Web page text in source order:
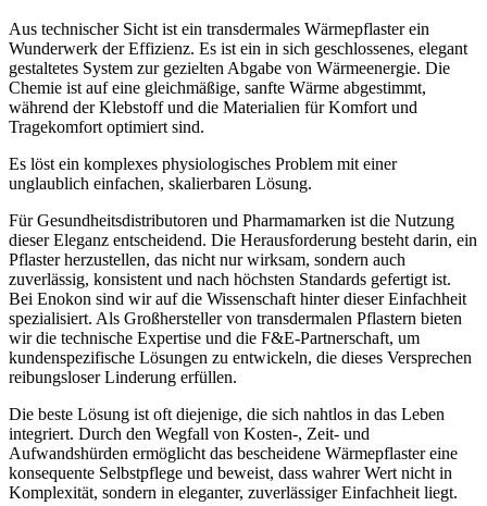
Aus technischer Sicht ist ein transdermales Wärmepflaster ein
Wunderwerk der Effizienz. Es ist ein in sich geschlossenes, elegant
gestaltetes System zur gezielten Abgabe von Wärmeenergie. Die
Chemie ist auf eine gleichmäßige, sanfte Wärme abgestimmt,
während der Klebstoff und die Materialien für Komfort und
Tragekomfort optimiert sind.
Es löst ein komplexes physiologisches Problem mit einer
unglaublich einfachen, skalierbaren Lösung.
Für Gesundheitsdistributoren und Pharmamarken ist die Nutzung
dieser Eleganz entscheidend. Die Herausforderung besteht darin, ein
Pflaster herzustellen, das nicht nur wirksam, sondern auch
zuverlässig, konsistent und nach höchsten Standards gefertigt ist.
Bei Enokon sind wir auf die Wissenschaft hinter dieser Einfachheit
spezialisiert. Als Großhersteller von transdermalen Pflastern bieten
wir die technische Expertise und die F&E-Partnerschaft, um
kundenspezifische Lösungen zu entwickeln, die dieses Versprechen
reibungsloser Linderung erfüllen.
Die beste Lösung ist oft diejenige, die sich nahtlos in das Leben
integriert. Durch den Wegfall von Kosten-, Zeit- und
Aufwandshürden ermöglicht das bescheidene Wärmepflaster eine
konsequente Selbstpflege und beweist, dass wahrer Wert nicht in
Komplexität, sondern in eleganter, zuverlässiger Einfachheit liegt.